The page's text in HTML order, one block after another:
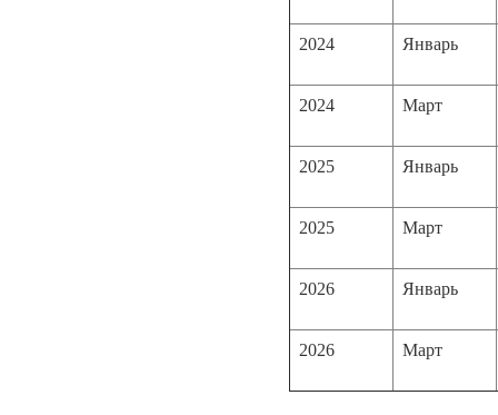
2024 Январь
2024 Март
2025 Январь
2025 Март
2026 Январь
2026 Март